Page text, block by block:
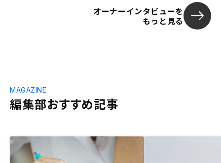
オーナーインタビューを
もっと見る
編集部おすすめ記事
MAGAZINE